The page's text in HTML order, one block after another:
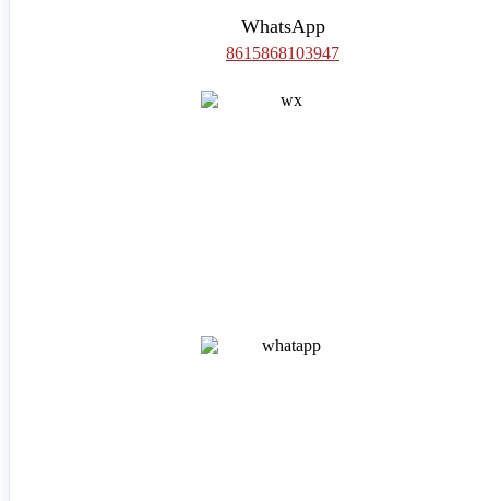
WhatsApp
8615868103947